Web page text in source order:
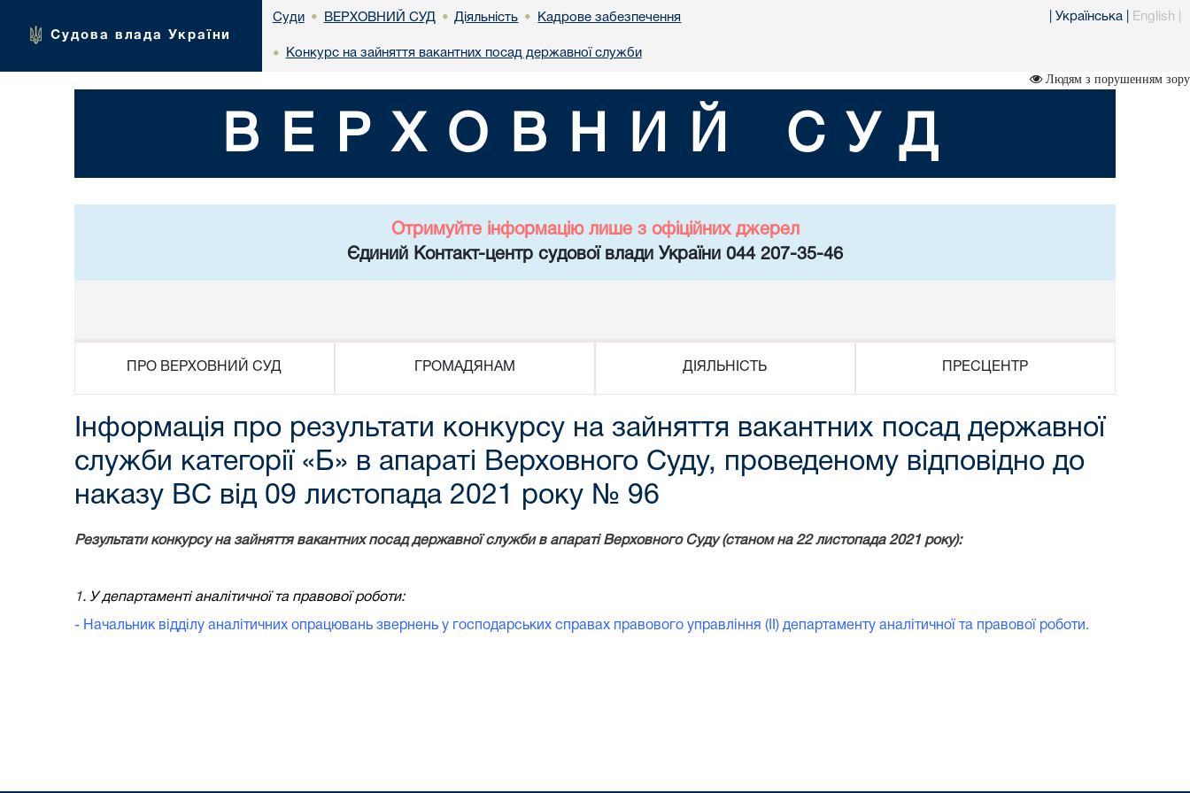
Судова влада України
Суди • ВЕРХОВНИЙ СУД • Діяльність • Кадрове забезпечення
• Конкурс на зайняття вакантних посад державної служби
Українська English
Людям з порушенням зору
ВЕРХОВНИЙ СУД
Отримуйте інформацію лише з офіційних джерел
Єдиний Контакт-центр судової влади України 044 207-35-46
ПРО ВЕРХОВНИЙ СУД ГРОМАДЯНАМ ДІЯЛЬНІСТЬ ПРЕСЦЕНТР
Інформація про результати конкурсу на зайняття вакантних посад державної
служби категорії «Б» в апараті Верховного Суду, проведеному відповідно до
наказу ВС від 09 листопада 2021 року № 96
Результати конкурсу на зайняття вакантних посад державної служби в апараті Верховного Суду (станом на 22 листопада 2021 року):
1. У департаменті аналітичної та правової роботи:
- Начальник відділу аналітичних опрацювань звернень у господарських справах правового управління (ІІ) департаменту аналітичної та правової роботи.